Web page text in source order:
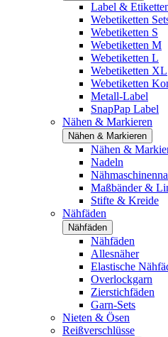
Label &
Webetiketten
Webetiketten S
Webetiketten M
Webetiketten L
Webetiketten XL
Webetiketten
Metall-Label
SnapPap Label
Nähen & Markieren
Nähen & Markieren
Nähen &
Nadeln
Maßbänder &
Stifte & Kreide
Nähfäden
Nähfäden
Nähfäden
Allesnäher
Elastische
Overlockgarn
Zierstichfäden
Garn-Sets
Nieten & Ösen
Reißverschlüsse